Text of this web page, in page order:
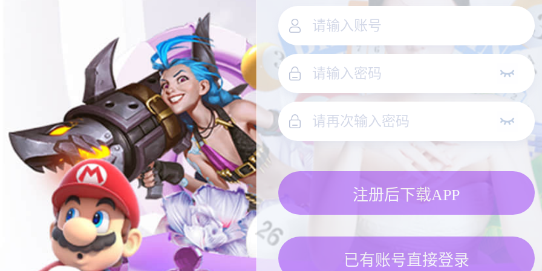
注册后下载APP
已有账号直接登录